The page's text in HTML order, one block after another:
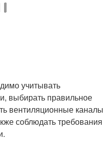
учитывать
выбирать правильное
вентиляционные каналы
соблюдать требования